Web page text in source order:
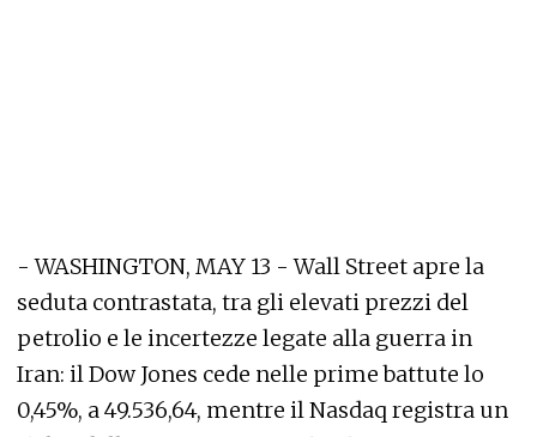
- WASHINGTON, MAY 13 - Wall Street apre la
seduta contrastata, tra gli elevati prezzi del
petrolio e le incertezze legate alla guerra in
Iran: il Dow Jones cede nelle prime battute lo
0,45%, a 49.536,64, mentre il Nasdaq registra un